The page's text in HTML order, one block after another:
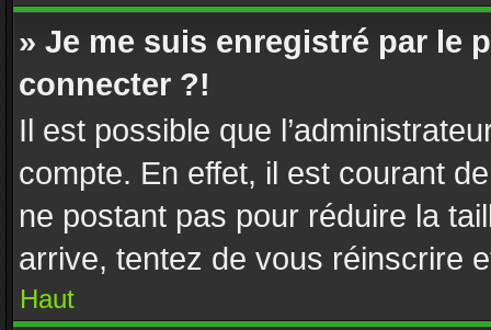
» Je me suis enregistré par le
connecter ?!
Il est possible que
compte. En effet, il est courant
ne postant pas pour réduire la
arrive, tentez de vous réinscrire
Haut